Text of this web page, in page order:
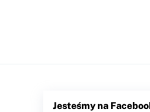
Jesteśmy na